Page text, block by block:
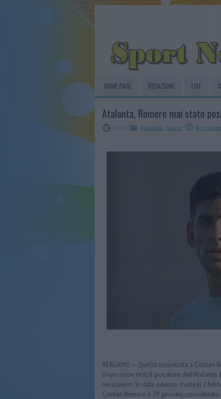
HOME PAGE REDAZIONE LIVE
Atalanta, Romero mai stato
18:30 Atalanta Calcio No
BERGAMO — Quella riscontrata a
Dopo nuovi test, il giocatore dell'Atalanta
nerazzurro: "In data odierna, martedì 2
Cristian Romero il 29 gennaio,